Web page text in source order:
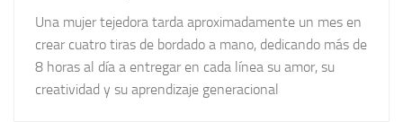
Una mujer tejedora tarda aproximadamente un mes en
crear cuatro tiras de bordado a mano, dedicando más de
8 horas al día a entregar en cada línea su amor, su
creatividad y su aprendizaje generacional